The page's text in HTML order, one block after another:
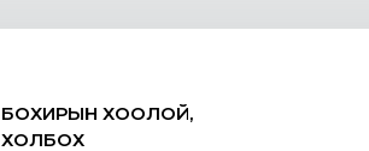
БОХИРЫН ХООЛОЙ,
ХОЛБОХ